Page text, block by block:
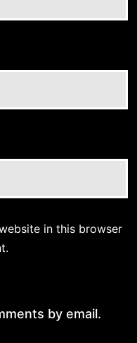
in this browser
by email.